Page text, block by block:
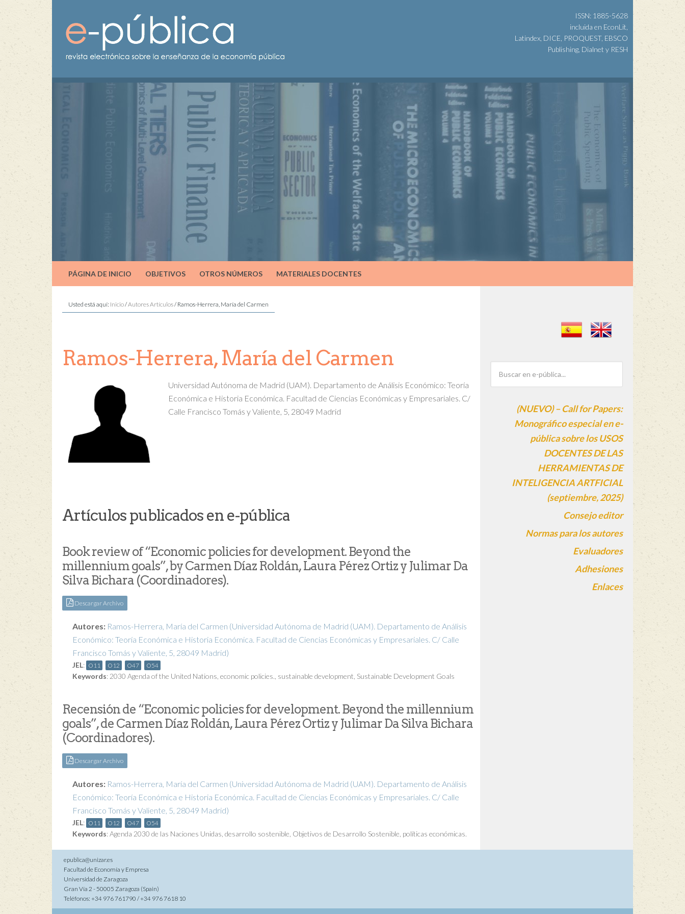
ISSN: 1885-5628
incluida en EconLit,
Latindex, DICE, PROQUEST, EBSCO
Publishing, Dialnet y RESH
PÁGINA DE INICIO OBJETIVOS OTROS NÚMEROS MATERIALES DOCENTES
Usted está aquí: Inicio/Autores Artículos/ Ramos-Herrera, María del Carmen
Ramos-Herrera, María del Carmen
Universidad Autónoma de Madrid (UAM). Departamento de Análisis Económico: Teoría
Económica e Historia Económica. Facultad de Ciencias Económicas y Empresariales. C/
Calle Francisco Tomás y Valiente, 5, 28049 Madrid
Artículos publicados en e-pública
Book review of “Economic policies for development. Beyond the
millennium goals”, by Carmen Díaz Roldán, Laura Pérez Ortiz y Julimar Da
Silva Bichara (Coordinadores).
Descargar Archivo
Autores: Ramos-Herrera, María del Carmen (Universidad Autónoma de Madrid (UAM). Departamento de Análisis
Económico: Teoría Económica e Historia Económica. Facultad de Ciencias Económicas y Empresariales. C/ Calle
Francisco Tomás y Valiente, 5, 28049 Madrid)
JEL: O11 O12 O47 O54
Keywords: 2030 Agenda of the United Nations economic policies. sustainable development Sustainable Development Goals
Recensión de “Economic policies for development. Beyond the millennium
goals”, de Carmen Díaz Roldán, Laura Pérez Ortiz y Julimar Da Silva Bichara
(Coordinadores).
Descargar Archivo
Autores: Ramos-Herrera, María del Carmen (Universidad Autónoma de Madrid (UAM). Departamento de Análisis
Económico: Teoría Económica e Historia Económica. Facultad de Ciencias Económicas y Empresariales. C/ Calle
Francisco Tomás y Valiente, 5, 28049 Madrid)
JEL: O11 O12 O47 O54
Keywords:Agenda 2030 de las Naciones Unidas desarrollo sostenible Objetivos de Desarrollo Sostenible políticas económicas.
(NUEVO) – Call for Papers:
Monográfico especial en e-
pública sobre los USOS
DOCENTES DE LAS
HERRAMIENTAS DE
INTELIGENCIA ARTFICIAL
(septiembre, 2025)
Consejo editor
Normas para los autores
Evaluadores
Adhesiones
Enlaces
epublica@unizar.es
Facultad de Economía y Empresa
Universidad de Zaragoza
Gran Vía 2 - 50005 Zaragoza (Spain)
Teléfonos: +34 976 761790 / +34 976 7618 10